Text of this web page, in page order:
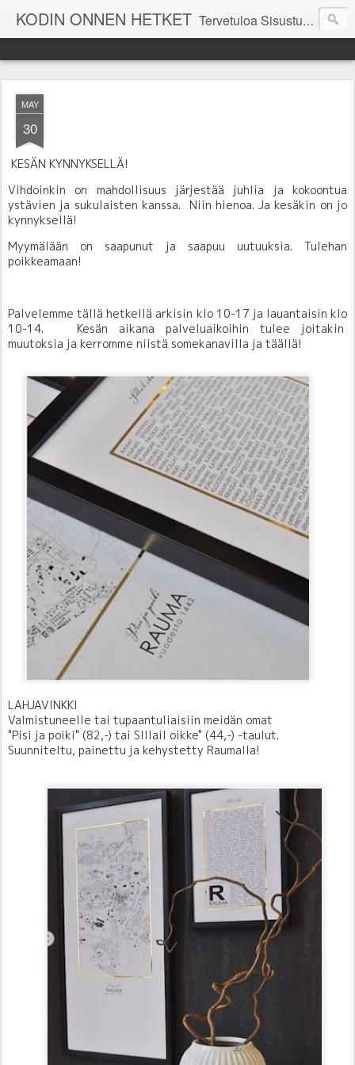
KODIN ONNEN HETKET Tervetuloa Sisustustalo Kodinonnen "kuulumisia Kodinonnesta" -sivuille. Näillä sivuilla kerromme ajankohtaisia asioita myymälämme tapahtumista. Toivottavasti viihdyt seurassamme!
MAY
30
KESÄN KYNNYKSELLÄ!
Vihdoinkin on mahdollisuus järjestää juhlia ja kokoontua
ystävien ja sukulaisten kanssa. Niin hienoa. Ja kesäkin on jo
kynnyksellä!
Myymälään on saapunut ja saapuu uutuuksia. Tulehan
poikkeamaan!
Palvelemme tällä hetkellä arkisin klo 10-17 ja lauantaisin klo
10-14. Kesän aikana palveluaikoihin tulee joitakin
muutoksia ja kerromme niistä somekanavilla ja täällä!
LAHJAVINKKI
Valmistuneelle tai tupaantuliaisiin meidän omat
"Pisi ja poiki" (82,-) tai SIllail oikke" (44,-) -taulut.
Suunniteltu, painettu ja kehystetty Raumalla!